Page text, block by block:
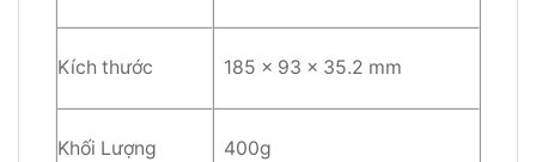
Kích thước 185 x 93 x 35.2 mm
Khối Lượng 400g